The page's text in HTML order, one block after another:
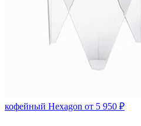
кофейный Hexagon от 5 950 ₽